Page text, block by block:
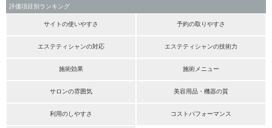
評価項目別ランキング
サイトの使いやすさ 予約の取りやすさ
エステティシャンの対応 エステティシャンの技術力
施術効果 施術メニュー
サロンの雰囲気 美容用品・機器の質
利用のしやすさ コストパフォーマンス